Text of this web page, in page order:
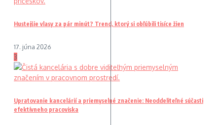
Hustejšie vlasy za pár minút? Trend, ktorý si obľúbili tisíce žien
17. júna 2026
3
Upratovanie kancelárií a priemyselné značenie: Neoddeliteľné súčasti
efektívneho pracoviska